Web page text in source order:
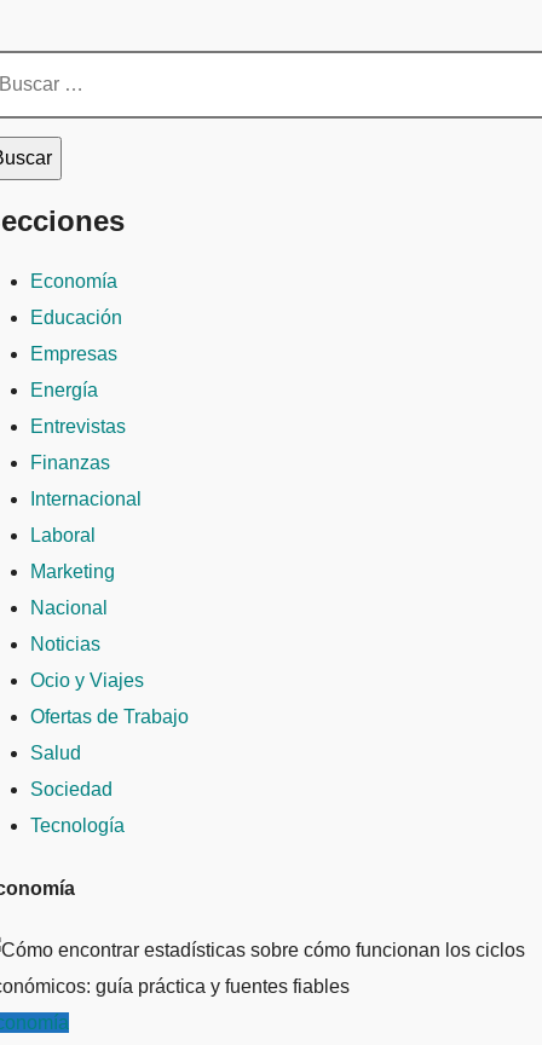
Economía
Educación
Empresas
Energía
Entrevistas
Finanzas
Internacional
Laboral
Marketing
Nacional
Noticias
Ocio y Viajes
Ofertas de Trabajo
Salud
Sociedad
Tecnología